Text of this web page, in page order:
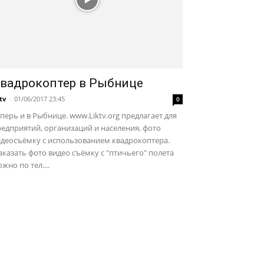
в Рыбнице
- 01/06/2017 23:45 0
и в Рыбнице. www.Liktv.org предлагает для
организаций и населения, фото
с использованием квадрокоптера.
фото видео съёмку с "птичьего" полета
по тел....